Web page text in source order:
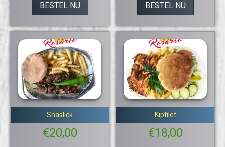
BESTEL NU BESTEL NU
Shaslick
€20,00
Kipfilet
€18,00